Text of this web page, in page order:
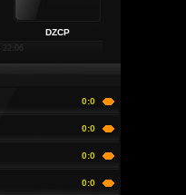
DZCP
0:0
0:0
0:0
0:0